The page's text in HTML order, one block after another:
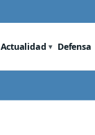
Actualidad Defensa